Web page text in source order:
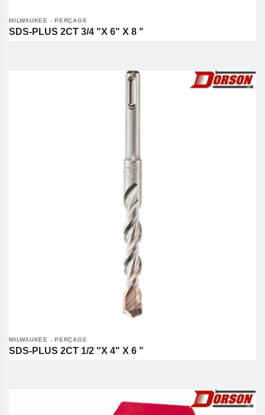
MILWAUKEE - PERÇAGE
SDS-PLUS 2CT 3/4 "X 6" X 8 "
MILWAUKEE - PERÇAGE
SDS-PLUS 2CT 1/2 "X 4" X 6 "